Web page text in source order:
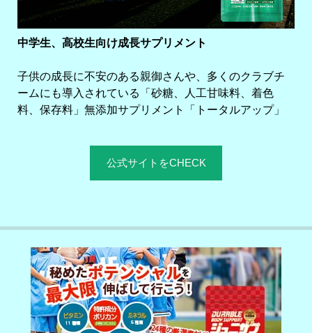
中学生、高校生向け成長サプリメント
子供の成長に不安のある親御さんや、多くのクラブチ
ームにも導入されている「砂糖、人工甘味料、着色
料、保存料」無添加サプリメント「トータルアップ」
公式サイトをCHECK